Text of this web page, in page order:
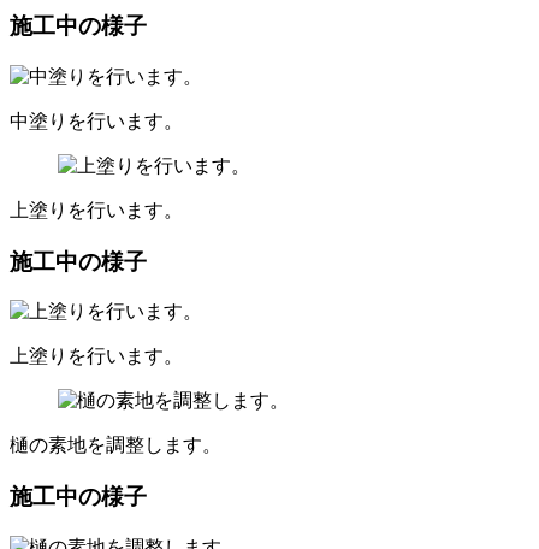
施工中の様子
中塗りを行います。
上塗りを行います。
施工中の様子
上塗りを行います。
樋の素地を調整します。
施工中の様子